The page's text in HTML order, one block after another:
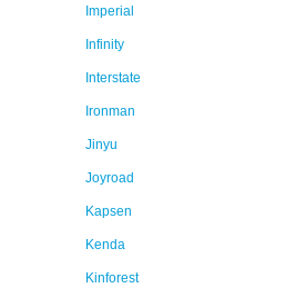
Imperial
Infinity
Interstate
Ironman
Jinyu
Joyroad
Kapsen
Kenda
Kinforest